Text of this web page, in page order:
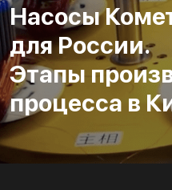
Насосы
для России.
Этапы
процесса в